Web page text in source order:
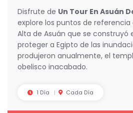
Disfrute de Un Tour En Asuán
explore los puntos de referencia
Alta de Asuán que se construyó
proteger a Egipto de las
produjeron anualmente, el
obelisco inacabado.
1 Día Cada Día